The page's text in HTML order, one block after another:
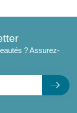
? Assurez-